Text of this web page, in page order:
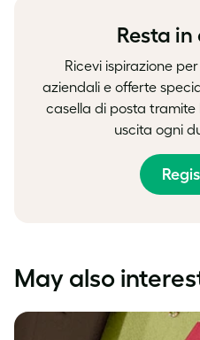
Resta
Ricevi ispirazione
aziendali e offerte
casella di posta tramite
uscita ogni
May also